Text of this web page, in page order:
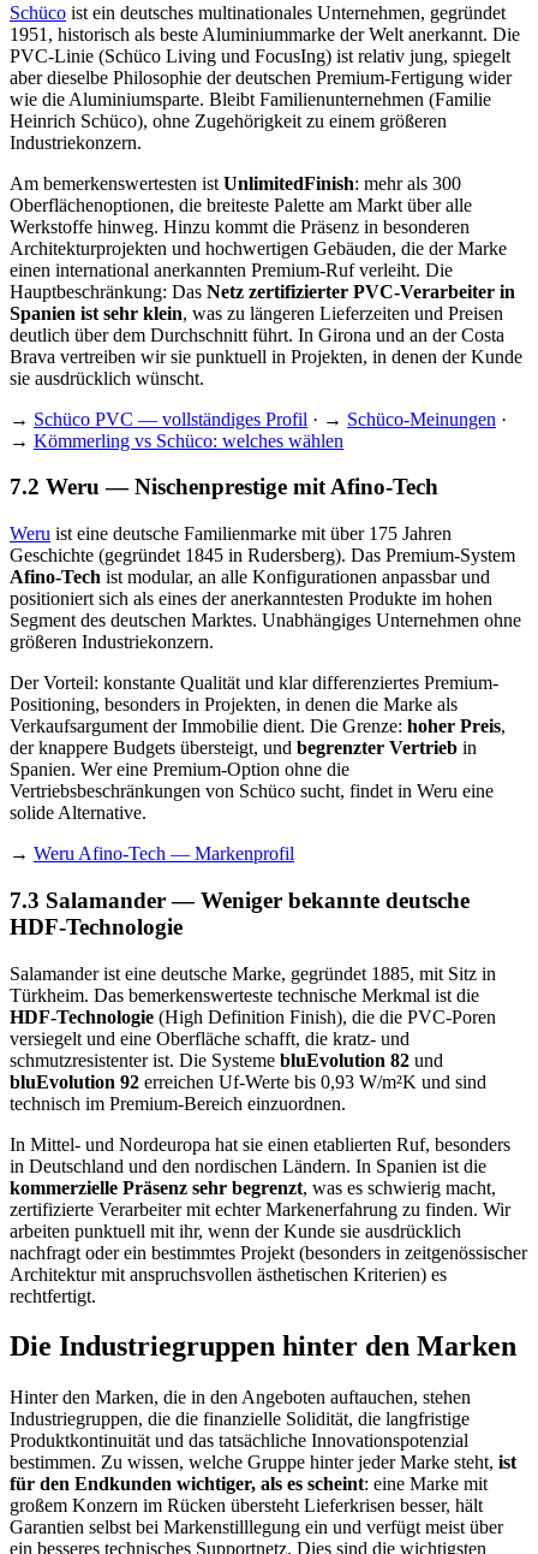
Schüco ist ein deutsches multinationales Unternehmen, gegründet
1951, historisch als beste Aluminiummarke der Welt anerkannt. Die
PVC-Linie (Schüco Living und FocusIng) ist relativ jung, spiegelt
aber dieselbe Philosophie der deutschen Premium-Fertigung wider
wie die Aluminiumsparte. Bleibt Familienunternehmen (Familie
Heinrich Schüco), ohne Zugehörigkeit zu einem größeren
Industriekonzern.
Am bemerkenswertesten ist UnlimitedFinish: mehr als 300
Oberflächenoptionen, die breiteste Palette am Markt über alle
Werkstoffe hinweg. Hinzu kommt die Präsenz in besonderen
Architekturprojekten und hochwertigen Gebäuden, die der Marke
einen international anerkannten Premium-Ruf verleiht. Die
Hauptbeschränkung: Das Netz zertifizierter PVC-Verarbeiter in
Spanien ist sehr klein, was zu längeren Lieferzeiten und Preisen
deutlich über dem Durchschnitt führt. In Girona und an der Costa
Brava vertreiben wir sie punktuell in Projekten, in denen der Kunde
sie ausdrücklich wünscht.
→ Schüco PVC — vollständiges Profil · → Schüco-Meinungen ·
→ Kömmerling vs Schüco: welches wählen
7.2 Weru — Nischenprestige mit Afino-Tech
Weru ist eine deutsche Familienmarke mit über 175 Jahren
Geschichte (gegründet 1845 in Rudersberg). Das Premium-System
Afino-Tech ist modular, an alle Konfigurationen anpassbar und
positioniert sich als eines der anerkanntesten Produkte im hohen
Segment des deutschen Marktes. Unabhängiges Unternehmen ohne
größeren Industriekonzern.
Der Vorteil: konstante Qualität und klar differenziertes Premium-
Positioning, besonders in Projekten, in denen die Marke als
Verkaufsargument der Immobilie dient. Die Grenze: hoher Preis,
der knappere Budgets übersteigt, und begrenzter Vertrieb in
Spanien. Wer eine Premium-Option ohne die
Vertriebsbeschränkungen von Schüco sucht, findet in Weru eine
solide Alternative.
→ Weru Afino-Tech — Markenprofil
7.3 Salamander — Weniger bekannte deutsche
HDF-Technologie
Salamander ist eine deutsche Marke, gegründet 1885, mit Sitz in
Türkheim. Das bemerkenswerteste technische Merkmal ist die
HDF-Technologie (High Definition Finish), die die PVC-Poren
versiegelt und eine Oberfläche schafft, die kratz- und
schmutzresistenter ist. Die Systeme bluEvolution 82 und
bluEvolution 92 erreichen Uf-Werte bis 0,93 W/m²K und sind
technisch im Premium-Bereich einzuordnen.
In Mittel- und Nordeuropa hat sie einen etablierten Ruf, besonders
in Deutschland und den nordischen Ländern. In Spanien ist die
kommerzielle Präsenz sehr begrenzt, was es schwierig macht,
zertifizierte Verarbeiter mit echter Markenerfahrung zu finden. Wir
arbeiten punktuell mit ihr, wenn der Kunde sie ausdrücklich
nachfragt oder ein bestimmtes Projekt (besonders in zeitgenössischer
Architektur mit anspruchsvollen ästhetischen Kriterien) es
rechtfertigt.
Die Industriegruppen hinter den Marken
Hinter den Marken, die in den Angeboten auftauchen, stehen
Industriegruppen, die die finanzielle Solidität, die langfristige
Produktkontinuität und das tatsächliche Innovationspotenzial
bestimmen. Zu wissen, welche Gruppe hinter jeder Marke steht, ist
für den Endkunden wichtiger, als es scheint: eine Marke mit
großem Konzern im Rücken übersteht Lieferkrisen besser, hält
Garantien selbst bei Markenstilllegung ein und verfügt meist über
ein besseres technisches Supportnetz. Dies sind die wichtigsten